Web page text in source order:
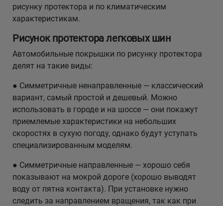
рисунку протектора и по климатическим
характеристикам.
Рисунок протектора легковых шин
Автомобильные покрышки по рисунку протектора
делят на такие виды:
● Симметричные ненаправленные — классический
вариант, самый простой и дешевый. Можно
использовать в городе и на шоссе — они покажут
приемлемые характеристики на небольших
скоростях в сухую погоду, однако будут уступать
специализированным моделям.
● Симметричные направленные — хорошо себя
показывают на мокрой дороге (хорошо выводят
воду от пятна контакта). При установке нужно
следить за направлением вращения, так как при